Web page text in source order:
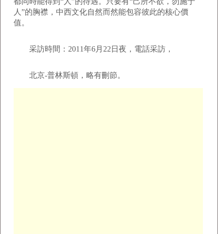
人”的胸襟，中西文化自然而然能包容彼此的核心價
值。
采訪時間：2011年6月22日夜，電話采訪，
北京-普林斯頓，略有刪節。